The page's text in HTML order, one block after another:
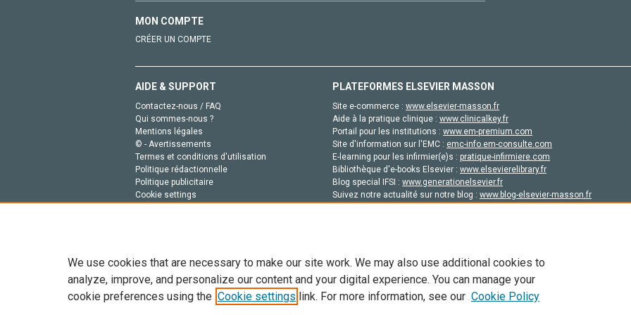
MON COMPTE
CRÉER UN COMPTE
AIDE & SUPPORT
Contactez-nous / FAQ
Qui sommes-nous ?
Mentions légales
© - Avertissements
Termes et conditions d'utilisation
Politique rédactionnelle
Politique publicitaire
Cookie settings
PLATEFORMES ELSEVIER MASSON
Site e-commerce : www.elsevier-masson.fr
Aide à la pratique clinique : www.clinicalkey.fr
Portail pour les institutions : www.em-premium.com
Site d'information sur l'EMC : emc-info.em-consulte.com
E-learning pour les infirmier(e)s : pratique-infirmiere.com
Bibliothèque d'e-books Elsevier : www.elsevierelibrary.fr
Blog special IFSI : www.generationelsevier.fr
Suivez notre actualité sur notre blog : www.blog-elsevier-masson.fr
Tout le contenu de ce site: Copyright © 2026 Elsevier, ses concédants de licence et ses contributeurs. Tout les droits sont réservés,
de données, a la formation en IA et aux technologies similaires. Pour tout contenu en libre accès, les conditions de licence
We use cookies that are necessary to make our site work. We may also use additional cookies to
analyze, improve, and personalize our content and your digital experience. You can manage your
cookie preferences using the Cookie settings link. For more information, see our Cookie Policy